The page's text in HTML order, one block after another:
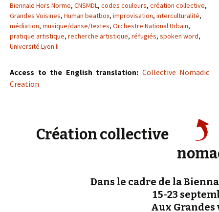
Biennale Hors Norme, CNSMDL, codes couleurs, création collective,
Grandes Voisines, Human beatbox, improvisation, interculturalité,
médiation, musique/danse/textes, Orchestre National Urbain,
pratique artistique, recherche artistique, réfugiés, spoken word,
Université Lyon II
Access to the English translation: Collective Nomadic
Creation
Création collective
Dans le cadre de la
15-23
Aux Grandes